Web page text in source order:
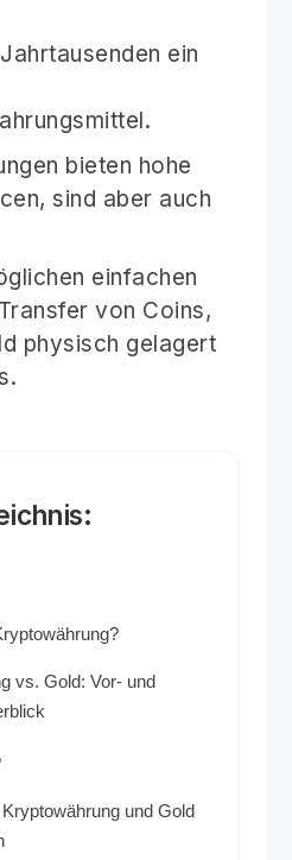
ein
bieten hohe
sind aber auch
einfachen
von Coins,
physisch gelagert
vs. Gold: Vor- und
und Gold